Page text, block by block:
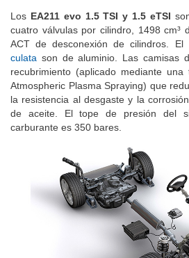
Los EA211 evo 1.5 TSI y 1.5 eTSI
cuatro válvulas por cilindro, 1498 cm³
ACT de desconexión de cilindros. El
culata son de aluminio. Las camisas
recubrimiento (aplicado mediante
Atmospheric Plasma Spraying) que
la resistencia al desgaste y la
de aceite. El tope de presión del
carburante es 350 bares.